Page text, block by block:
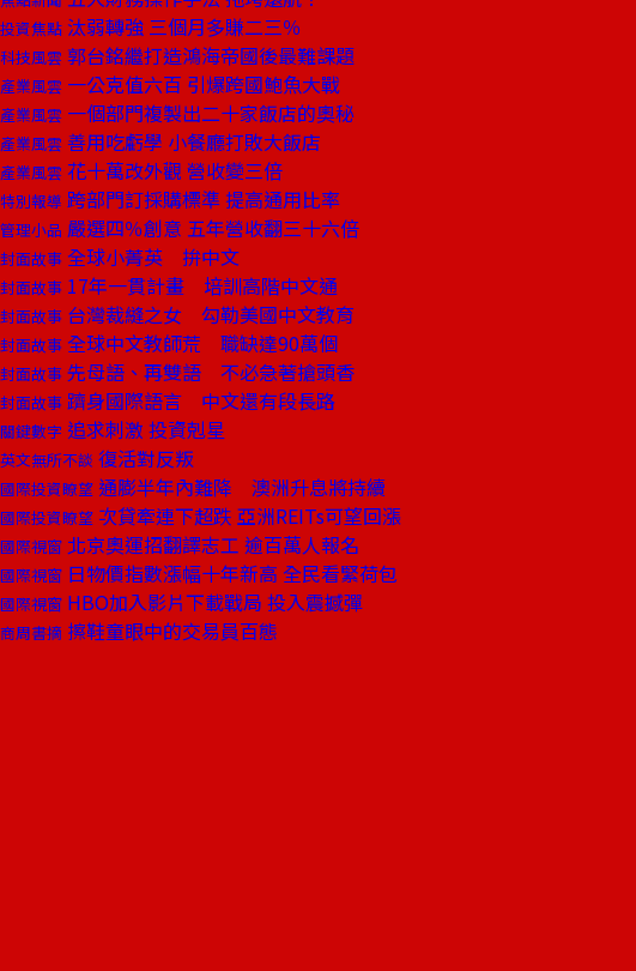
投資焦點 汰弱轉強 三個月多賺二三％
科技風雲 郭台銘繼打造鴻海帝國後最難課題
產業風雲 一公克值六百 引爆跨國鮑魚大戰
產業風雲 一個部門複製出二十家飯店的奧秘
產業風雲 善用吃虧學 小餐廳打敗大飯店
產業風雲 花十萬改外觀 營收變三倍
特別報導 跨部門訂採購標準 提高通用比率
管理小品 嚴選四％創意 五年營收翻三十六倍
封面故事 全球小菁英 拚中文
封面故事 17年一貫計畫 培訓高階中文通
封面故事 台灣裁縫之女 勾勒美國中文教育
封面故事 全球中文教師荒 職缺達90萬個
封面故事 先母語、再雙語 不必急著搶頭香
封面故事 躋身國際語言 中文還有段長路
關鍵數字 追求刺激 投資剋星
英文無所不談 復活對反叛
國際投資瞭望 通膨半年內難降 澳洲升息將持續
國際投資瞭望 次貸牽連下超跌 亞洲REITs可望回漲
國際視窗 北京奧運招翻譯志工 逾百萬人報名
國際視窗 日物價指數漲幅十年新高 全民看緊荷包
國際視窗 HBO加入影片下載戰局 投入震撼彈
商周書摘 擦鞋童眼中的交易員百態